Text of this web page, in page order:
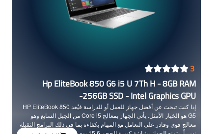
3
Hp EliteBook 850 G6 i5 U 7Th H - 8GB RAM
-256GB SSD - Intel Graphics GPU
إذا كنت تبحث عن أفضل جهاز للعمل أو للدراسة فيُعد HP EliteBook 850
G5 هو الخيار الأمثل. يأتي الجهاز بمعالج Core i5 من الجيل السابع وهو
معالج قوي وقادر على التعامل مع المهام بكفاءة بما في ذلك البرامج الثقيلة